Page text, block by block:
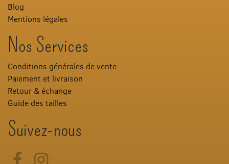
Blog
Mentions légales
Nos Services
Conditions générales de vente
Paiement et livraison
Retour & échange
Guide des tailles
Suivez-nous
FacebookInstagram